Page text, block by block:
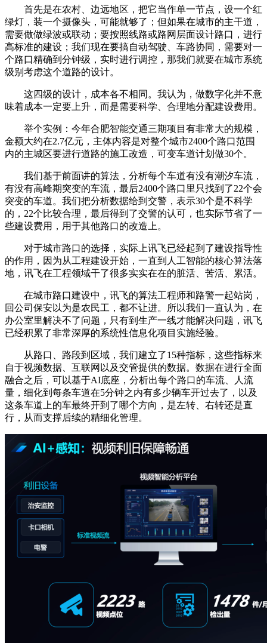
首先是在农村、边远地区，把它当作单一节点，设一个红
绿灯，装一个摄像头，可能就够了；但如果在城市的主干道，
需要做做绿波或联动；要按照线路或路网层面设计路口，进行
高标准的建设；我们现在要搞自动驾驶、车路协同，需要对一
个路口精确到分钟级，实时进行调控，那我们就要在城市系统
级别考虑这个道路的设计。
这四级的设计，成本各不相同。我认为，做数字化并不意
味着成本一定要上升，而是需要科学、合理地分配建设费用。
举个实例：今年合肥智能交通三期项目有非常大的规模，
金额大约在2.7亿元，主体内容是对整个城市2400个路口范围
内的主城区要进行道路的施工改造，可变车道计划做30个。
我们基于前面讲的算法，分析每个车道有没有潮汐车流，
有没有高峰期突变的车流，最后2400个路口里只找到了22个会
突变的车道。我们把分析数据给到交警，表示30个是不科学
的，22个比较合理，最后得到了交警的认可，也实际节省了一
些建设费用，用于其他路口的改造上。
对于城市路口的选择，实际上讯飞已经起到了建设指导性
的作用，因为从工程建设开始，一直到人工智能的核心算法落
地，讯飞在工程领域干了很多实实在在的脏活、苦活、累活。
在城市路口建设中，讯飞的算法工程师和路警一起站岗，
回公司保安以为是农民工，都不让进。所以我们一直认为，在
办公室里解决不了问题，只有到生产一线才能解决问题，讯飞
已经积累了非常深厚的系统性信息化项目实施经验。
从路口、路段到区域，我们建立了15种指标，这些指标来
自于视频数据、互联网以及交管提供的数据。数据在进行全面
融合之后，可以基于AI底座，分析出每个路口的车流、人流
量，细化到每条车道在5分钟之内有多少辆车开过去了，以及
这条车道上的车最终开到了哪个方向，是左转、右转还是直
行，从而支撑后续的精细化管理。